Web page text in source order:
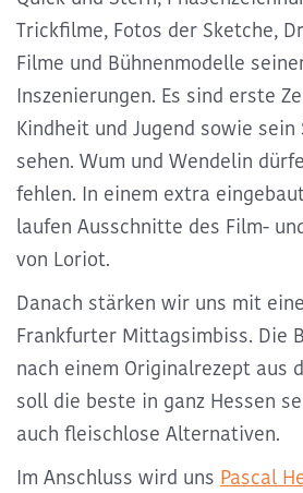
Trickfilme, Fotos der Sketche,
Filme und Bühnenmodelle
Inszenierungen. Es sind erste
Kindheit und Jugend sowie sein
sehen. Wum und Wendelin
fehlen. In einem extra
laufen Ausschnitte des Film-
von Loriot.
Danach stärken wir uns mit
Frankfurter Mittagsimbiss. Die
nach einem Originalrezept aus
soll die beste in ganz Hessen
auch fleischlose Alternativen.
Im Anschluss wird uns Pascal